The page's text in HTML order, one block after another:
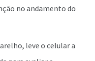
no andamento do
leve o celular a